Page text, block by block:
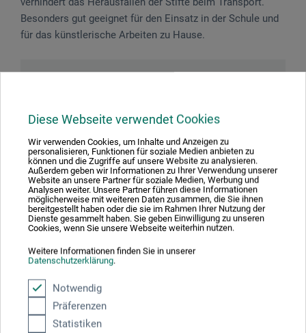
Diese Webseite verwendet Cookies
Wir verwenden Cookies, um Inhalte und Anzeigen zu
personalisieren, Funktionen für soziale Medien anbieten zu
können und die Zugriffe auf unsere Website zu analysieren.
Außerdem geben wir Informationen zu Ihrer Verwendung unserer
Website an unsere Partner für soziale Medien, Werbung und
Analysen weiter. Unsere Partner führen diese Informationen
möglicherweise mit weiteren Daten zusammen, die Sie ihnen
bereitgestellt haben oder die sie im Rahmen Ihrer Nutzung der
Dienste gesammelt haben. Sie geben Einwilligung zu unseren
Cookies, wenn Sie unsere Webseite weiterhin nutzen.
Weitere Informationen finden Sie in unserer
Datenschutzerklärung.
Notwendig
Präferenzen
Statistiken
Besonders gut geeignet für den Einsatz in der Schule und
für das künstlerische Arbeiten zu Hause.
ACHTUNG! Nicht geeignet für Kinder unter 36
Produktbewertungen (0)
JETZT PRODUKT BEWERTEN